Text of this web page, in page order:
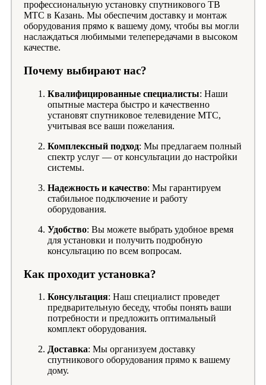
профессиональную установку спутникового ТВ
МТС в Казань. Мы обеспечим доставку и монтаж
оборудования прямо к вашему дому, чтобы вы могли
наслаждаться любимыми телепередачами в высоком
качестве.
Почему выбирают нас?
Квалифицированные специалисты: Наши
опытные мастера быстро и качественно
установят спутниковое телевидение МТС,
учитывая все ваши пожелания.
Комплексный подход: Мы предлагаем полный
спектр услуг — от консультации до настройки
системы.
Надежность и качество: Мы гарантируем
стабильное подключение и работу
оборудования.
Удобство: Вы можете выбрать удобное время
для установки и получить подробную
консультацию по всем вопросам.
Как проходит установка?
Консультация: Наш специалист проведет
предварительную беседу, чтобы понять ваши
потребности и предложить оптимальный
комплект оборудования.
Доставка: Мы организуем доставку
спутникового оборудования прямо к вашему
дому.